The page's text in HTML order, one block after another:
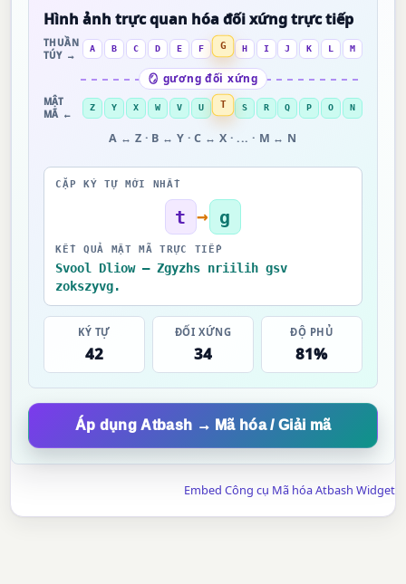
Hình ảnh trực quan hóa đối xứng trực tiếp
THUẦN
TÚY →
A B C D E F G H I J K L M
🪞 gương đối xứng
MẬT
MÃ ←
Z Y X W V U T S R Q P O N
A ↔ Z · B ↔ Y · C ↔ X · ... · M ↔ N
CẶP KÝ TỰ MỚI NHẤT
t → g
KẾT QUẢ MẬT MÃ TRỰC TIẾP
Svool Dliow — Zgyzhs nriilih gsv
zokszyvg.
KÝ TỰ
42
ĐỐI XỨNG
34
ĐỘ PHỦ
81%
Áp dụng Atbash → Mã hóa / Giải mã
Embed Công cụ Mã hóa Atbash Widget